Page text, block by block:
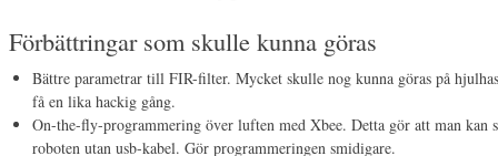
Förbättringar som skulle kunna göras
Bättre parametrar till FIR-filter. Mycket skulle nog kunna göras på
få en lika hackig gång.
On-the-fly-programmering över luften med Xbee. Detta gör att man
roboten utan usb-kabel. Gör programmeringen smidigare.